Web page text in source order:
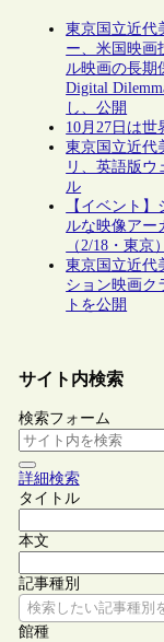
東京国立近代
ー、米国映画
ル映画の長期
Digital
し、公開
10月27日は世
東京国立近代
リ、英語版ウ
ル
【イベント
ルな映像アー
（2/18・東京）
東京国立近代
ション映画ク
トを公開
サイト内検索
検索フォーム
詳細検索
タイトル
本文
記事種別
検索したい記事種別
館種